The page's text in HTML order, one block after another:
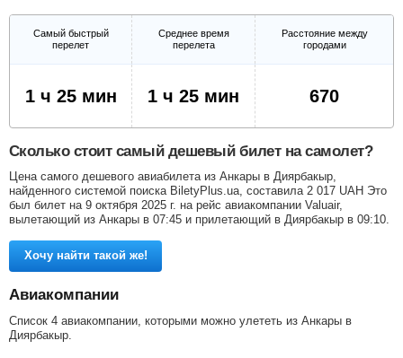
Самый быстрый
перелет
Среднее время
перелета
Расстояние между
городами
1 ч 25 мин 1 ч 25 мин 670
Сколько стоит самый дешевый билет на самолет?
Цена самого дешевого авиабилета из Анкары в Диярбакыр,
найденного системой поиска BiletyPlus.ua, составила 2 017 UAH Это
был билет на 9 октября 2025 г. на рейс авиакомпании Valuair,
вылетающий из Анкары в 07:45 и прилетающий в Диярбакыр в 09:10.
Хочу найти такой же!
Авиакомпании
Список 4 авиакомпании, которыми можно улететь из Анкары в
Диярбакыр.